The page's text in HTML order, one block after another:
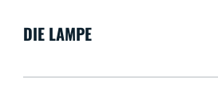
DIE LAMPE